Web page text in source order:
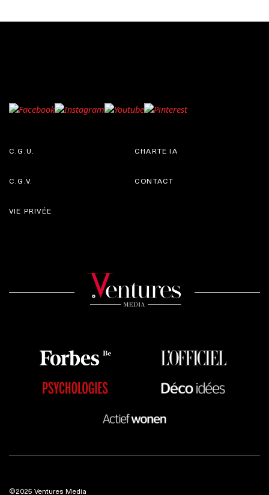
C.G.U.
C.G.V.
CHARTE IA
CONTACT
VIE PRIVÉE
©2025 Ventures Media